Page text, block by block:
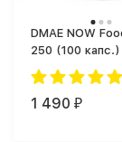
DMAE NOW Foods DMAE
250 (100 капс.)
1 490 ₽